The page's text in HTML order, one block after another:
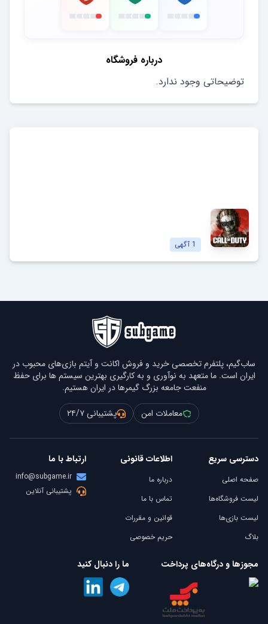
درباره فروشگاه
توضیحاتی وجود ندارد.
1 آگهی
ساب‌گیم، پلتفرم تخصصی خرید و فروش اکانت و آیتم بازی‌های محبوب در
ایران است. ما متعهد به نوآوری و به کارگیری بهترین سیستم ها برای حفظ
منفعت جامعه بزرگ گیمرها در ایران هستیم.
معاملات امن
پشتیبانی ۲۴/۷
دسترسی سریع
صفحه اصلی
لیست فروشگاه‌ها
لیست بازی‌ها
بلاگ
اطلاعات قانونی
درباره ما
تماس با ما
قوانین و مقررات
حریم خصوصی
ارتباط با ما
info@subgame.ir
پشتیبانی آنلاین
مجوزها و درگاه‌های پرداخت ما را دنبال کنید